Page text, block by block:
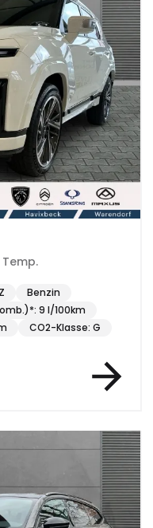
Temp.
Benzin
9 l/100km
CO2-Klasse: G